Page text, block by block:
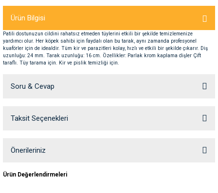
Kemikleri
Seyahat Ürünleri
Ürün Bilgisi
Patili dostunuzun cildini rahatsız etmeden tüylerini etkili bir şekilde temizlemenize
yardımcı olur. Her köpek sahibi için faydalı olan bu tarak, aynı zamanda profesyonel
kuaförler için de idealdir. Tüm kir ve parazitleri kolay, hızlı ve etkili bir şekilde çıkarır. Diş
uzunluğu: 24 mm. Tarak uzunluğu: 16 cm. Özellikler: Parlak krom kaplama dişler Çift
taraflı. Tüy tarama için. Kir ve pislik temizliği için.
Soru & Cevap
Ürün hakkında henüz soru sorulmamış.
Taksit Seçenekleri
Önerileriniz
yetersiz gördüğünüz noktaları öneri formunu kullanarak tarafımıza
Ürün Değerlendirmeleri